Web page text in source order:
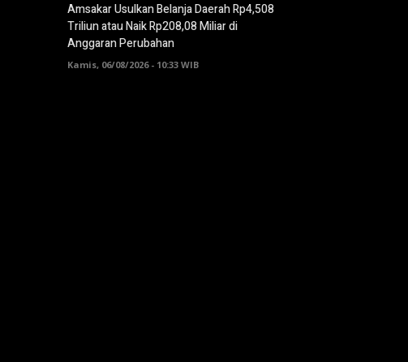
Amsakar Usulkan Belanja Daerah Rp4,508
Triliun atau Naik Rp208,08 Miliar di
Anggaran Perubahan
Kamis, 06/08/2026 - 10:33 WIB